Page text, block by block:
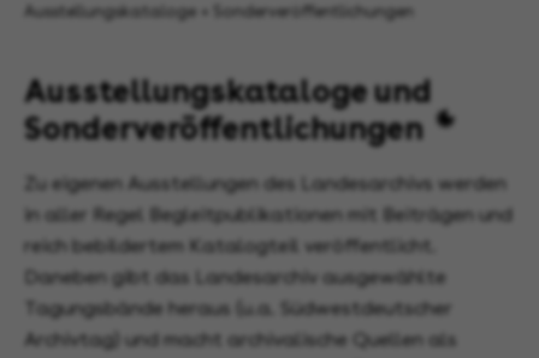
Ausstellungskataloge + Sonderveröffentlichungen
Ausstellungskataloge und
Sonderveröffentlichungen
Zu eigenen Ausstellungen des Landesarchivs werden
in aller Regel Begleitpublikationen mit Beiträgen und
reich bebildertem Katalogteil veröffentlicht.
Daneben gibt das Landesarchiv ausgewählte
Tagungsbände heraus (u.a. Südwestdeutscher
Archivtag) und macht archivalische Quellen als